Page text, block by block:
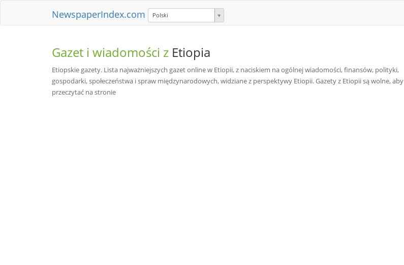
NewspaperIndex.com Polski
Gazet i wiadomości z Etiopia
Etiopskie gazety. Lista najważniejszych gazet online w Etiopii, z naciskiem na ogólnej wiadomości, finansów, polityki,
gospodarki, społeczeństwa i spraw międzynarodowych, widziane z perspektywy Etiopii. Gazety z Etiopii są wolne, aby
przeczytać na stronie